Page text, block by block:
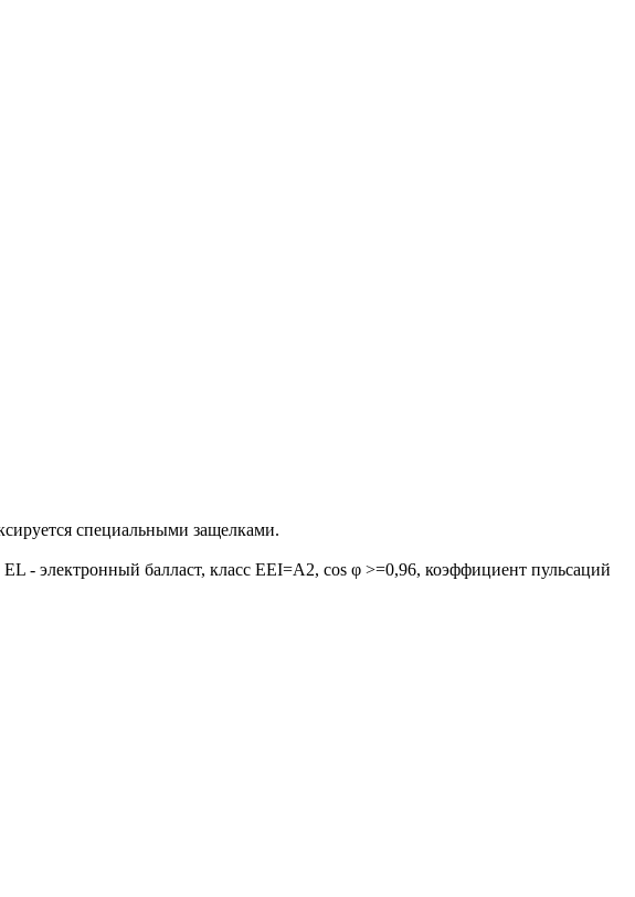
специальными защелками.
- электронный балласт, класс EEI=A2, cos φ >=0,96, коэффициент пульсаций